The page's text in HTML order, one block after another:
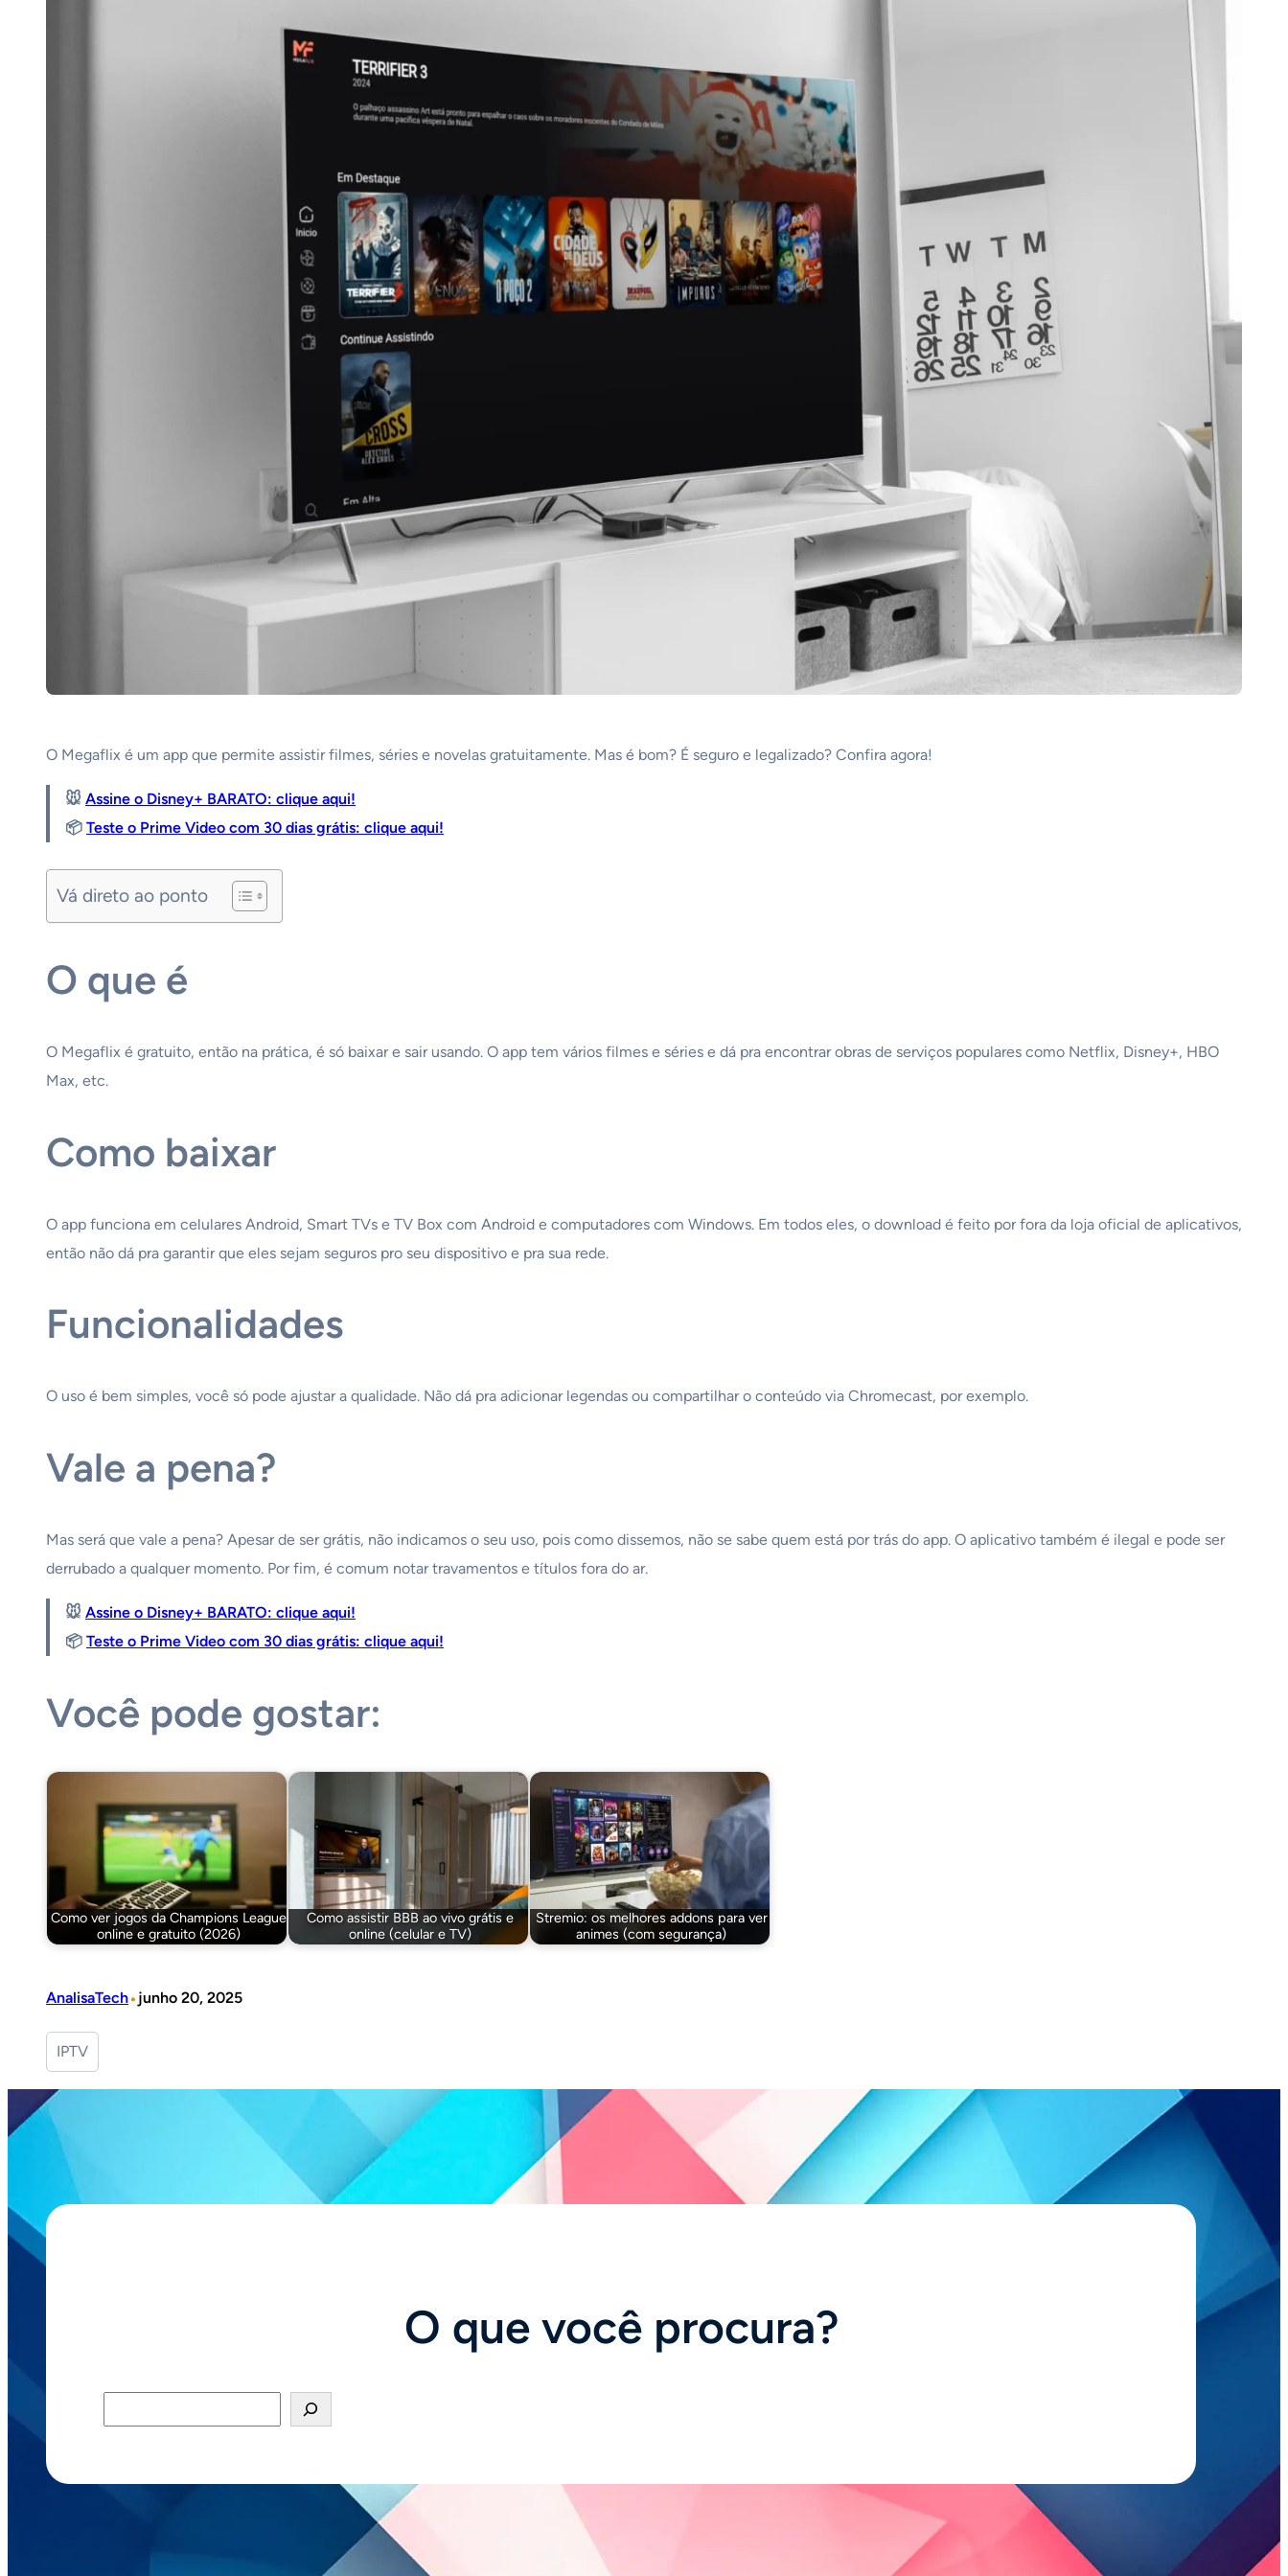
O Megaflix é um app que permite assistir filmes, séries e novelas gratuitamente. Mas é bom? É seguro e legalizado? Confira agora!
🐭 Assine o Disney+ BARATO: clique aqui!
📦 Teste o Prime Video com 30 dias grátis: clique aqui!
Vá direto ao ponto
O que é
O Megaflix é gratuito, então na prática, é só baixar e sair usando. O app tem vários filmes e séries e dá pra encontrar obras de serviços populares como Netflix, Disney+, HBO
Max, etc.
Como baixar
O app funciona em celulares Android, Smart TVs e TV Box com Android e computadores com Windows. Em todos eles, o download é feito por fora da loja oficial de aplicativos,
então não dá pra garantir que eles sejam seguros pro seu dispositivo e pra sua rede.
Funcionalidades
O uso é bem simples, você só pode ajustar a qualidade. Não dá pra adicionar legendas ou compartilhar o conteúdo via Chromecast, por exemplo.
Vale a pena?
Mas será que vale a pena? Apesar de ser grátis, não indicamos o seu uso, pois como dissemos, não se sabe quem está por trás do app. O aplicativo também é ilegal e pode ser
derrubado a qualquer momento. Por fim, é comum notar travamentos e títulos fora do ar.
🐭 Assine o Disney+ BARATO: clique aqui!
📦 Teste o Prime Video com 30 dias grátis: clique aqui!
Você pode gostar:
Como ver jogos da Champions League
online e gratuito (2026)
Como assistir BBB ao vivo grátis e
online (celular e TV)
Stremio: os melhores addons para ver
animes (com segurança)
AnalisaTech• junho 20, 2025
IPTV
O que você procura?